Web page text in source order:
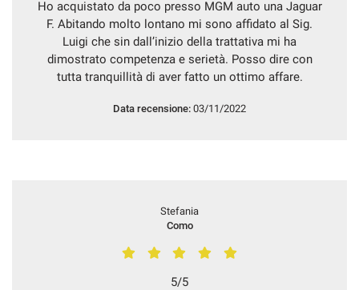
Ho acquistato da poco presso MGM auto una Jaguar
F. Abitando molto lontano mi sono affidato al Sig.
Luigi che sin dall’inizio della trattativa mi ha
dimostrato competenza e serietà. Posso dire con
tutta tranquillità di aver fatto un ottimo affare.
Data recensione: 03/11/2022
Stefania
Como
5/5